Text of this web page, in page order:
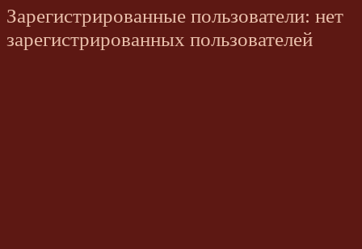
Зарегистрированные пользователи: нет
зарегистрированных пользователей